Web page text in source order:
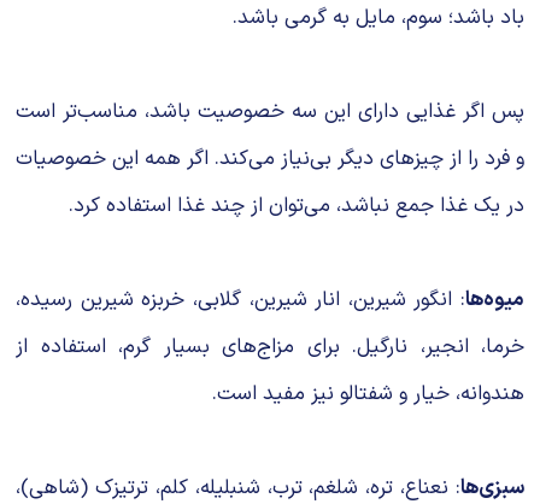
باد باشد؛ سوم، مایل به گرمی باشد.
پس اگر غذایی دارای این سه خصوصیت باشد، مناسب‌تر است
و فرد را از چیزهای دیگر بی‌نیاز می‌کند. اگر همه این خصوصیات
در یک غذا جمع نباشد، می‌توان از چند غذا استفاده کرد.
میوه‌ها: انگور شیرین، انار شیرین، گلابی، خربزه شیرین رسیده،
خرما، انجیر، نارگیل. برای مزاج‌های بسیار گرم، استفاده از
هندوانه، خیار و شفتالو نیز مفید است.
سبزی‌ها: نعناع، تره، شلغم، ترب، شنبلیله، کلم، ترتیزک (شاهی)،